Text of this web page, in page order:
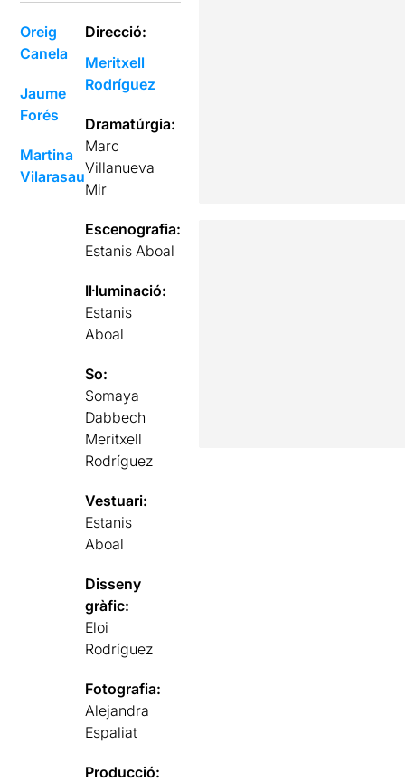
Oreig
Canela
Jaume
Forés
Martina
Vilarasau
Direcció:
Meritxell
Rodríguez
Dramatúrgia:
Marc
Villanueva
Mir
Escenografia:
Estanis Aboal
Il·luminació:
Estanis
Aboal
So:
Somaya
Dabbech
Meritxell
Rodríguez
Vestuari:
Estanis
Aboal
Disseny
gràfic:
Eloi
Rodríguez
Fotografia:
Alejandra
Espaliat
Producció: